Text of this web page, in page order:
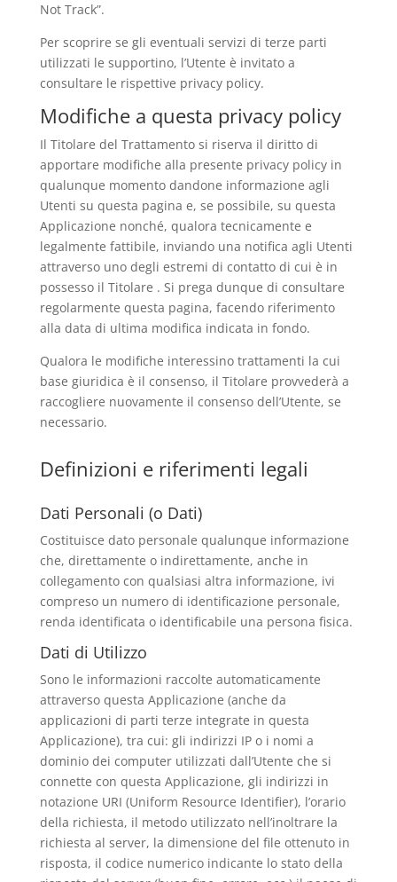
Not Track”.
Per scoprire se gli eventuali servizi di terze parti
utilizzati le supportino, l’Utente è invitato a
consultare le rispettive privacy policy.
Modifiche a questa privacy policy
Il Titolare del Trattamento si riserva il diritto di
apportare modifiche alla presente privacy policy in
qualunque momento dandone informazione agli
Utenti su questa pagina e, se possibile, su questa
Applicazione nonché, qualora tecnicamente e
legalmente fattibile, inviando una notifica agli Utenti
attraverso uno degli estremi di contatto di cui è in
possesso il Titolare . Si prega dunque di consultare
regolarmente questa pagina, facendo riferimento
alla data di ultima modifica indicata in fondo.
Qualora le modifiche interessino trattamenti la cui
base giuridica è il consenso, il Titolare provvederà a
raccogliere nuovamente il consenso dell’Utente, se
necessario.
Definizioni e riferimenti legali
Dati Personali (o Dati)
Costituisce dato personale qualunque informazione
che, direttamente o indirettamente, anche in
collegamento con qualsiasi altra informazione, ivi
compreso un numero di identificazione personale,
renda identificata o identificabile una persona fisica.
Dati di Utilizzo
Sono le informazioni raccolte automaticamente
attraverso questa Applicazione (anche da
applicazioni di parti terze integrate in questa
Applicazione), tra cui: gli indirizzi IP o i nomi a
dominio dei computer utilizzati dall’Utente che si
connette con questa Applicazione, gli indirizzi in
notazione URI (Uniform Resource Identifier), l’orario
della richiesta, il metodo utilizzato nell’inoltrare la
richiesta al server, la dimensione del file ottenuto in
risposta, il codice numerico indicante lo stato della